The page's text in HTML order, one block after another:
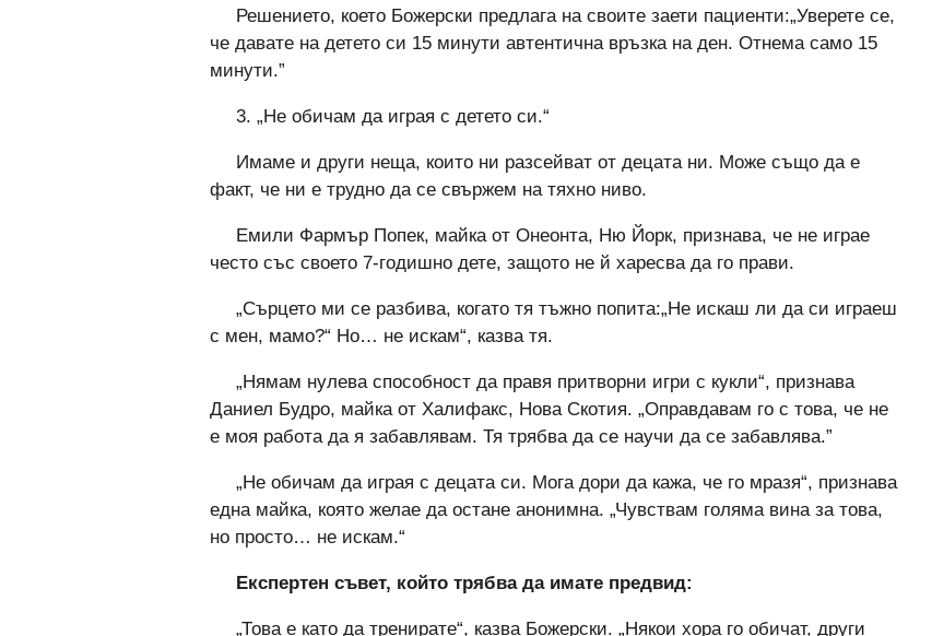
Решението, което Божерски предлага на своите заети пациенти:„Уверете се,
че давате на детето си 15 минути автентична връзка на ден. Отнема само 15
минути.”
3. „Не обичам да играя с детето си.“
Имаме и други неща, които ни разсейват от децата ни. Може също да е
факт, че ни е трудно да се свържем на тяхно ниво.
Емили Фармър Попек, майка от Онеонта, Ню Йорк, признава, че не играе
често със своето 7-годишно дете, защото не й харесва да го прави.
„Сърцето ми се разбива, когато тя тъжно попита:„Не искаш ли да си играеш
с мен, мамо?“ Но… не искам“, казва тя.
„Нямам нулева способност да правя притворни игри с кукли“, признава
Даниел Будро, майка от Халифакс, Нова Скотия. „Оправдавам го с това, че не
е моя работа да я забавлявам. Тя трябва да се научи да се забавлява.”
„Не обичам да играя с децата си. Мога дори да кажа, че го мразя“, признава
една майка, която желае да остане анонимна. „Чувствам голяма вина за това,
но просто… не искам.“
Експертен съвет, който трябва да имате предвид:
„Това е като да тренирате“, казва Божерски. „Някои хора го обичат, други